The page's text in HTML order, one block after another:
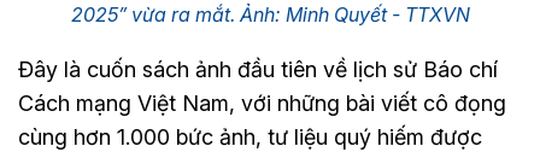
2025” vừa ra mắt. Ảnh: Minh Quyết - TTXVN
Đây là cuốn sách ảnh đầu tiên về lịch sử Báo chí
Cách mạng Việt Nam, với những bài viết cô đọng
cùng hơn 1.000 bức ảnh, tư liệu quý hiếm được